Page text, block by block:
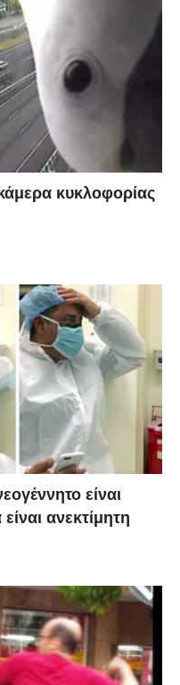
κυκλοφορίας
είναι
ανεκτίμητη